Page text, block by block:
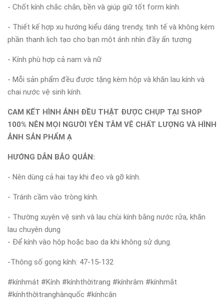
- Chốt kính chắc chắn, bền và giúp giữ tốt form kính.
- Thiết kế hợp xu hướng kiểu dáng trendy, tinh tế và không kém
phần thanh lịch tạo cho bạn một ánh nhìn đầy ấn tượng
- Kính phù hợp cả nam và nữ
- Mỗi sản phẩm đều được tặng kèm hộp và khăn lau kính và
chai nước vệ sinh kính.
CAM KẾT HÌNH ẢNH ĐỀU THẬT ĐƯỢC CHỤP TẠI SHOP
100% NÊN MỌI NGƯỜI YÊN TÂM VÊ CHẤT LƯỢNG VÀ HÌNH
ẢNH SẢN PHẨM Ạ
HƯỚNG DẪN BẢO QUẢN:
- Nên dùng cả hai tay khi đeo và gỡ kính.
- Tránh cầm vào tròng kính.
- Thường xuyên vệ sinh và lau chùi kính bằng nước rửa, khăn
lau chuyên dụng
- Để kính vào hộp hoặc bao da khi không sử dụng.
-Thông số gọng kính: 47-15-132
#kínhmát #Kính #kínhthờitrang #kínhrâm #kínhmắt
#kínhthờitranghànquốc #kínhcận